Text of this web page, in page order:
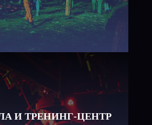
И ТРЕНИНГ-ЦЕНТР